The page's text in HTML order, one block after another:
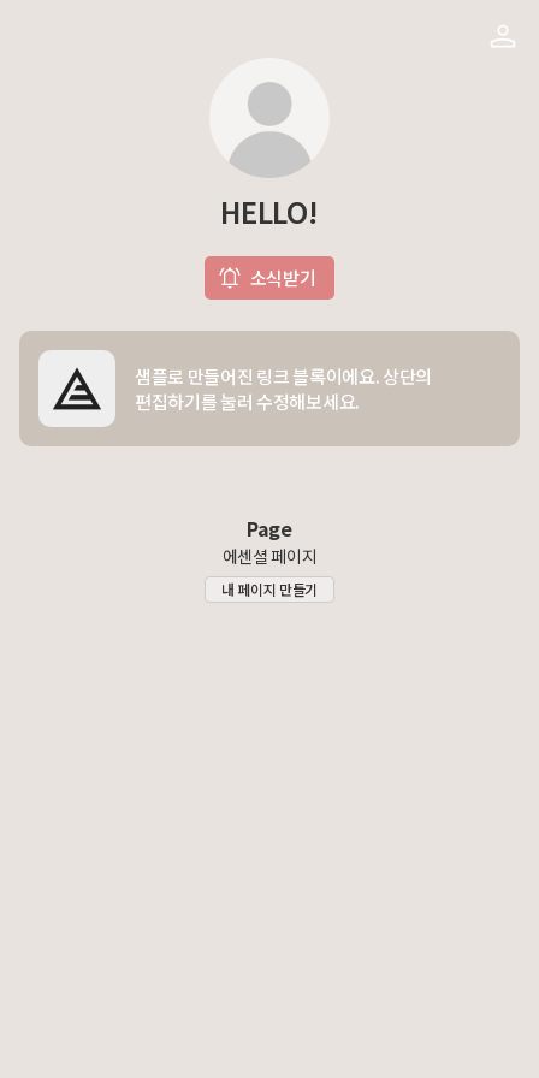
HELLO!
소식받기
샘플로 만들어진 링크 블록이에요. 상단의
편집하기를 눌러 수정해보세요.
Page
에센셜 페이지
내 페이지 만들기